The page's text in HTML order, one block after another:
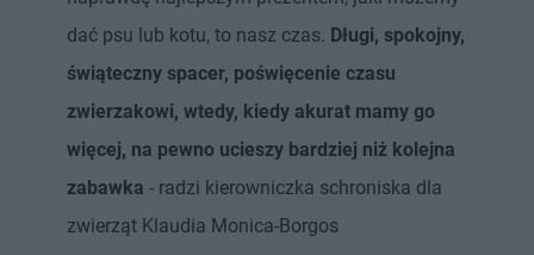
dać psu lub kotu, to nasz czas. Długi, spokojny,
świąteczny spacer, poświęcenie czasu
zwierzakowi, wtedy, kiedy akurat mamy go
więcej, na pewno ucieszy bardziej niż kolejna
zabawka - radzi kierowniczka schroniska dla
zwierząt Klaudia Monica-Borgos